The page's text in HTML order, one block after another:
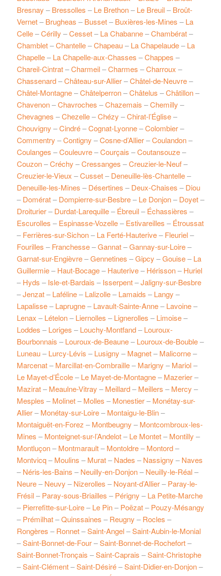
Bresnay –Bressolles –Le Brethon–Le Breuil–Broût-
Vernet–Brugheas –Busset–Buxières-les-Mines –La
Celle–Cérilly –Cesset–La Chabanne–Chambérat–
Chamblet–Chantelle–Chapeau–La Chapelaude–La
Chapelle–La Chapelle-aux-Chasses –Chappes –
Chareil-Cintrat–Charmeil–Charmes –Charroux –
Chassenard–Château-sur-Allier–Châtel-de-Neuvre–
Châtel-Montagne–Châtelperron–Châtelus –Châtillon–
Chavenon–Chavroches –Chazemais –Chemilly –
Chevagnes –Chezelle–Chézy –Chirat-l’Église–
Chouvigny –Cindré–Cognat-Lyonne–Colombier–
Commentry –Contigny –Cosne-d’Allier–Coulandon–
Coulanges –Couleuvre–Courçais –Coutansouze–
Couzon–Créchy –Cressanges –Creuzier-le-Neuf–
Creuzier-le-Vieux –Cusset–Deneuille-lès-Chantelle–
Deneuille-les-Mines –Désertines –Deux-Chaises –Diou
–Domérat–Dompierre-sur-Besbre–Le Donjon–Doyet–
Droiturier–Durdat-Larequille–Ébreuil–Échassières –
Escurolles –Espinasse-Vozelle–Estivareilles –Étroussat
–Ferrières-sur-Sichon–La Ferté-Hauterive–Fleuriel–
Fourilles –Franchesse–Gannat–Gannay-sur-Loire–
Garnat-sur-Engièvre–Gennetines –Gipcy –Gouise–La
Guillermie–Haut-Bocage–Hauterive–Hérisson–Huriel
–Hyds –Isle-et-Bardais –Isserpent–Jaligny-sur-Besbre
–Jenzat–Laféline–Lalizolle–Lamaids –Langy –
Lapalisse–Laprugne–Lavault-Sainte-Anne–Lavoine–
Lenax –Lételon–Liernolles –Lignerolles –Limoise–
Loddes –Loriges –Louchy-Montfand–Louroux-
Bourbonnais –Louroux-de-Beaune–Louroux-de-Bouble–
Luneau–Lurcy-Lévis –Lusigny –Magnet–Malicorne–
Marcenat–Marcillat-en-Combraille–Marigny –Mariol–
Le Mayet-d’École–Le Mayet-de-Montagne–Mazerier–
Mazirat–Meaulne-Vitray –Meillard–Meillers –Mercy –
Mesples –Molinet–Molles –Monestier–Monétay-sur-
Allier–Monétay-sur-Loire–Montaigu-le-Blin–
Montaiguët-en-Forez –Montbeugny –Montcombroux-les-
Mines –Monteignet-sur-l’Andelot–Le Montet–Montilly –
Montluçon–Montmarault–Montoldre–Montord–
Montvicq–Moulins –Murat–Nades –Nassigny –Naves
–Néris-les-Bains –Neuilly-en-Donjon–Neuilly-le-Réal–
Neure–Neuvy –Nizerolles –Noyant-d’Allier–Paray-le-
Frésil–Paray-sous-Briailles –Périgny –La Petite-Marche
–Pierrefitte-sur-Loire–Le Pin–Poëzat–Pouzy-Mésangy
–Prémilhat–Quinssaines –Reugny –Rocles –
Rongères –Ronnet–Saint-Angel–Saint-Aubin-le-Monial
–Saint-Bonnet-de-Four–Saint-Bonnet-de-Rochefort–
Saint-Bonnet-Tronçais –Saint-Caprais –Saint-Christophe
–Saint-Clément–Saint-Désiré–Saint-Didier-en-Donjon–